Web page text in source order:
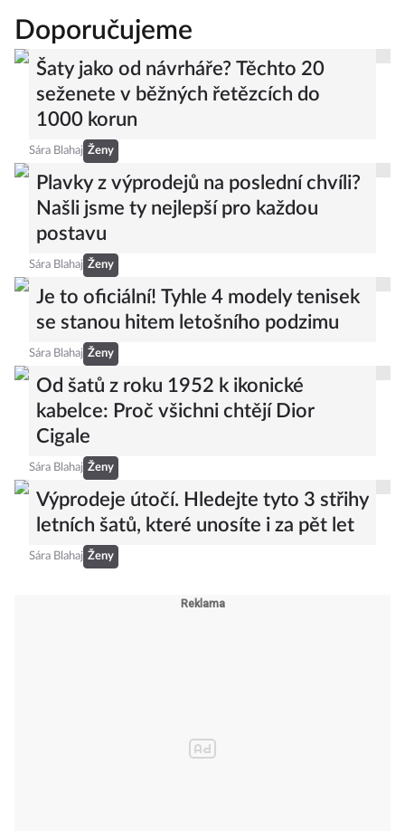
Doporučujeme
Šaty jako od návrháře? Těchto 20
seženete v běžných řetězcích do
1000 korun
Sára Blahaj Ženy
Plavky z výprodejů na poslední chvíli?
Našli jsme ty nejlepší pro každou
postavu
Sára Blahaj Ženy
Je to oficiální! Tyhle 4 modely tenisek
se stanou hitem letošního podzimu
Sára Blahaj Ženy
Od šatů z roku 1952 k ikonické
kabelce: Proč všichni chtějí Dior
Cigale
Sára Blahaj Ženy
Výprodeje útočí. Hledejte tyto 3 střihy
letních šatů, které unosíte i za pět let
Sára Blahaj Ženy